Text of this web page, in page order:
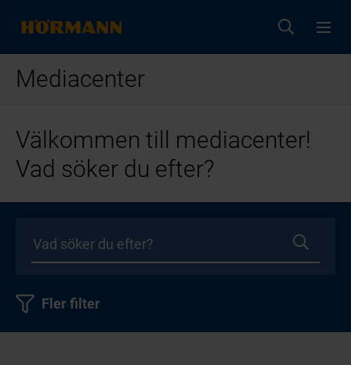
Mediacenter
Välkommen till mediacenter!
Vad söker du efter?
Fler filter